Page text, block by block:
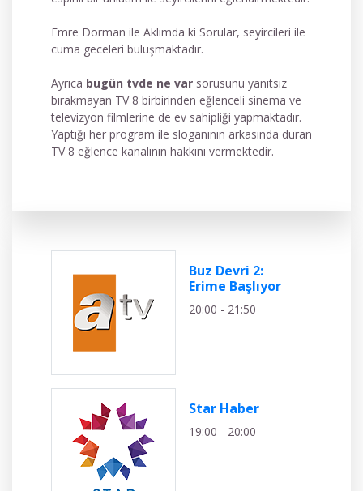
Emre Dorman ile Aklımda ki Sorular, seyircileri ile
cuma geceleri buluşmaktadır.
Ayrıca bugün tvde ne var sorusunu yanıtsız
bırakmayan TV 8 birbirinden eğlenceli sinema ve
televizyon filmlerine de ev sahipliği yapmaktadır.
Yaptığı her program ile sloganının arkasında duran
TV 8 eğlence kanalının hakkını vermektedir.
Buz Devri 2:
Erime Başlıyor
20:00 - 21:50
Star Haber
19:00 - 20:00